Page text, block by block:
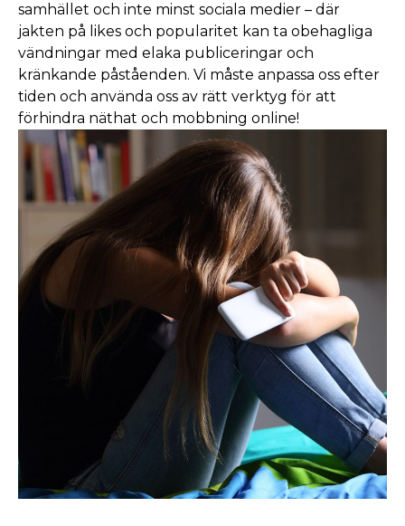
samhället och inte minst sociala medier – där
jakten på likes och popularitet kan ta obehagliga
vändningar med elaka publiceringar och
kränkande påståenden. Vi måste anpassa oss efter
tiden och använda oss av rätt verktyg för att
förhindra näthat och mobbning online!